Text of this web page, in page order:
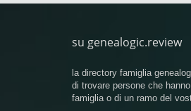
su genealogic.review
la directory famiglia
di trovare persone che
famiglia o di un ramo del